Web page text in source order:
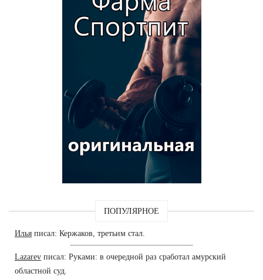
ПОПУЛЯРНОЕ
Илья писал: Кержаков, третьим стал.
Lazarev писал: Руками: в очередной раз сработал амурский
областной суд.